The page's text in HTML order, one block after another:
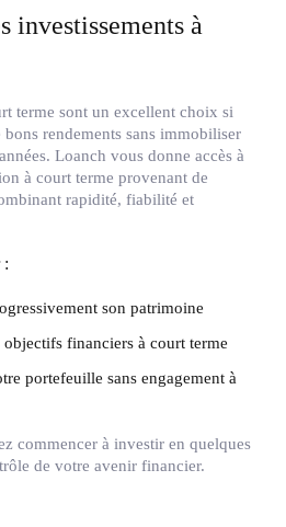
investissements à
terme sont un excellent choix si
rendements sans immobiliser
Loanch vous donne accès à
à court terme provenant de
rapidité, fiabilité et
:
son patrimoine
objectifs financiers à court terme
portefeuille sans engagement à
commencer à investir en quelques
de votre avenir financier.